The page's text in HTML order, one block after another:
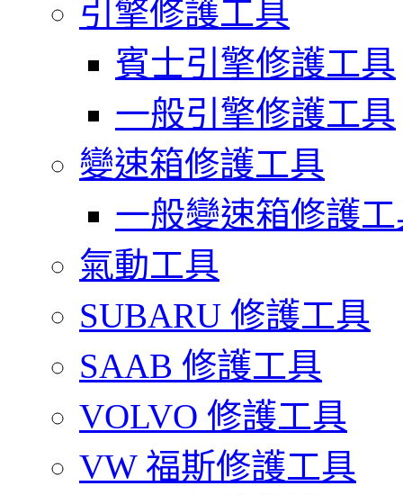
引擎修護工具
賓士引擎修護工具
一般引擎修護工具
變速箱修護工具
一般變速箱修護
氣動工具
SUBARU 修護工具
SAAB 修護工具
VOLVO 修護工具
VW 福斯修護工具